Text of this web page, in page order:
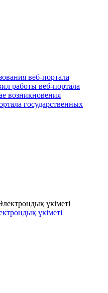
веб-портала
работы веб-портала
возникновения
государственных
үкіметі